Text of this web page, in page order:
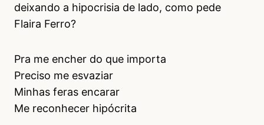
deixando a hipocrisia de lado, como pede
Flaira Ferro?
Pra me encher do que importa
Preciso me esvaziar
Minhas feras encarar
Me reconhecer hipócrita